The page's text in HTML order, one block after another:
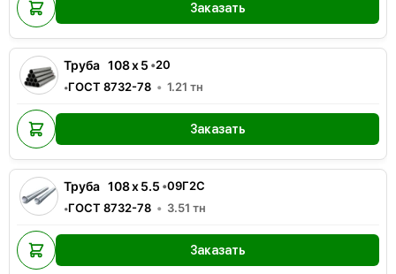
Заказать
Труба 108x5 •20
•ГОСТ 8732-78 1.21 тн
Заказать
Труба 108x5.5 •09Г2С
•ГОСТ 8732-78 3.51 тн
Заказать